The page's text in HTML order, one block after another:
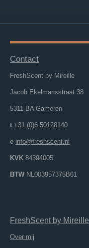
Contact
FreshScent by Mireille
Jacob Ekelmansstraat 38
5311 BA Gameren
t +31 (0)6 50128140
e info@freshscent.nl
KVK 84394005
BTW NL003957375B61
FreshScent by Mireille
Over mij